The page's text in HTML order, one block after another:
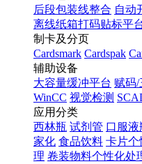
后段包装线整合 自动
离线纸箱打码贴标平
制卡及分页
Cardsmark Cardspak
辅助设备
大容量缓冲平台 赋码/
WinCC 视觉检测
应用分类
西林瓶 试剂管 口服液
家化 食品饮料 卡片个
理 卷装物料个性化处